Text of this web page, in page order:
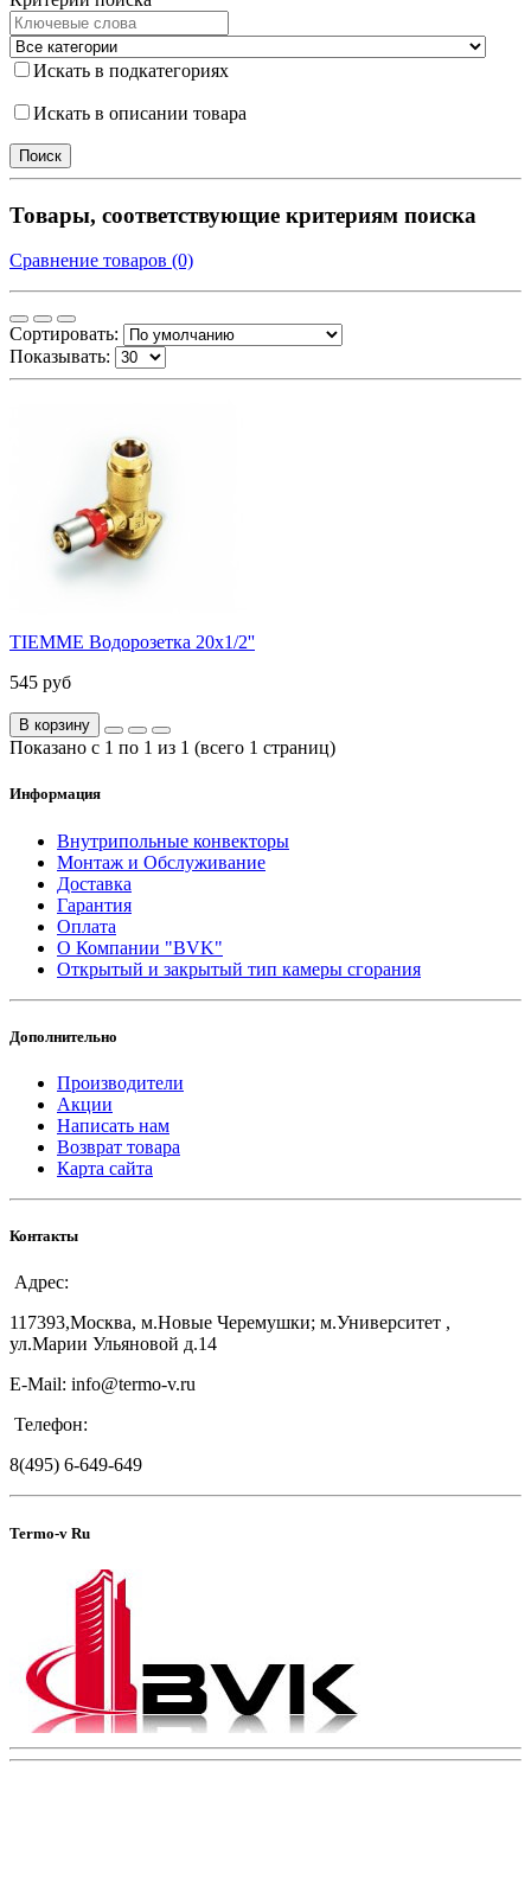
Искать в подкатегориях
Искать в описании товара
Товары, соответствующие критериям поиска
Сравнение товаров (0)
Сортировать:
Показывать:
TIEMME Водорозетка 20x1/2''
545 руб
В корзину
Показано с 1 по 1 из 1 (всего 1 страниц)
Информация
Внутрипольные конвекторы
Монтаж и Обслуживание
Доставка
Гарантия
Оплата
О Компании "BVK"
Открытый и закрытый тип камеры сгорания
Дополнительно
Производители
Акции
Написать нам
Возврат товара
Карта сайта
Контакты
Адрес:
117393,Москва, м.Новые Черемушки; м.Университет ,
ул.Марии Ульяновой д.14
E-Mail: info@termo-v.ru
Телефон:
8(495) 6-649-649
Termo-v Ru